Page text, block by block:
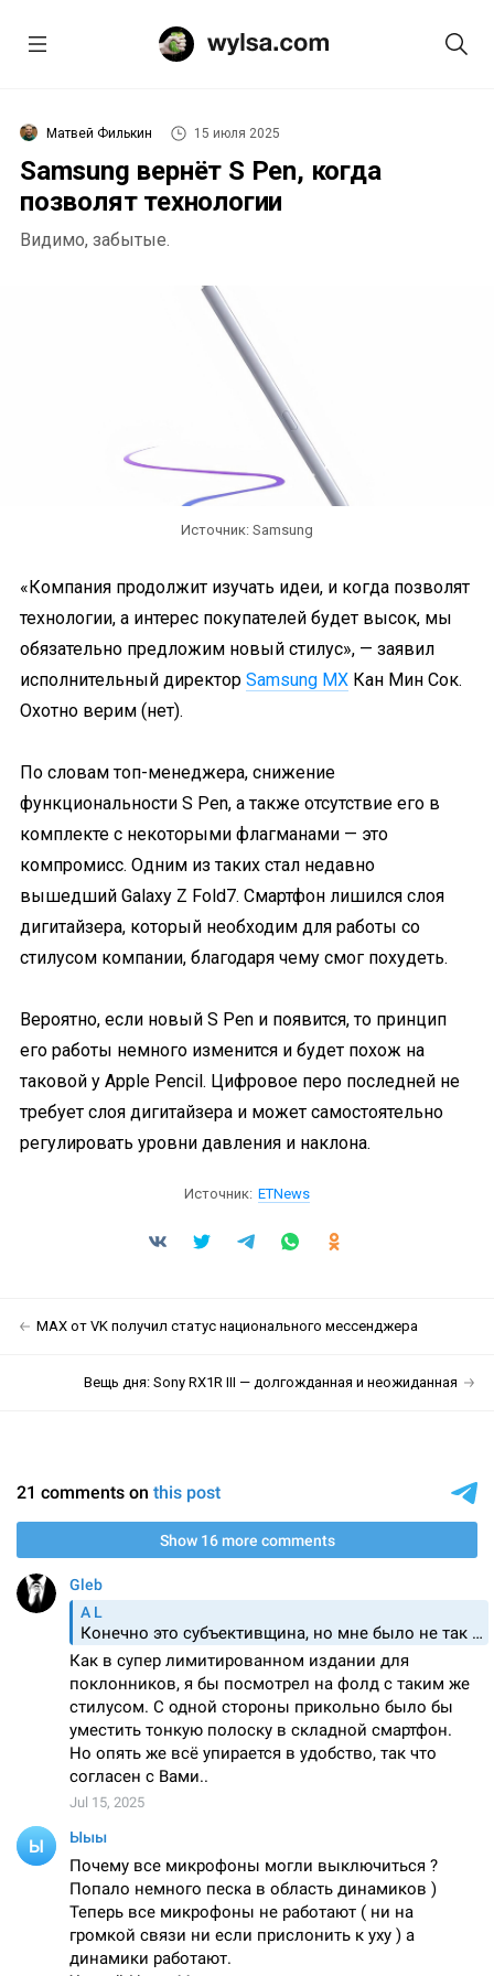
Матвей Филькин 15 июля 2025
Samsung вернёт S Pen, когда
позволят технологии
Видимо, забытые.
Источник: Samsung
«Компания продолжит изучать идеи, и когда позволят
технологии, а интерес покупателей будет высок, мы
обязательно предложим новый стилус», — заявил
исполнительный директор Samsung MX Кан Мин Сок.
Охотно верим (нет).
По словам топ-менеджера, снижение
функциональности S Pen, а также отсутствие его в
комплекте с некоторыми флагманами — это
компромисс. Одним из таких стал недавно
вышедший Galaxy Z Fold7. Смартфон лишился слоя
дигитайзера, который необходим для работы со
стилусом компании, благодаря чему смог похудеть.
Вероятно, если новый S Pen и появится, то принцип
его работы немного изменится и будет похож на
таковой у Apple Pencil. Цифровое перо последней не
требует слоя дигитайзера и может самостоятельно
регулировать уровни давления и наклона.
Источник: ETNews
MAX от VK получил статус национального мессенджера
Вещь дня: Sony RX1R III — долгожданная и неожиданная